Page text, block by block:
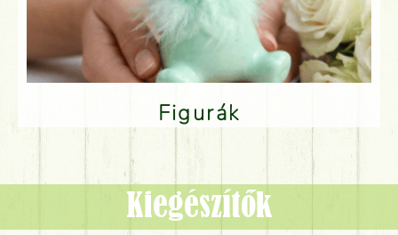
Figurák
Kiegészítők